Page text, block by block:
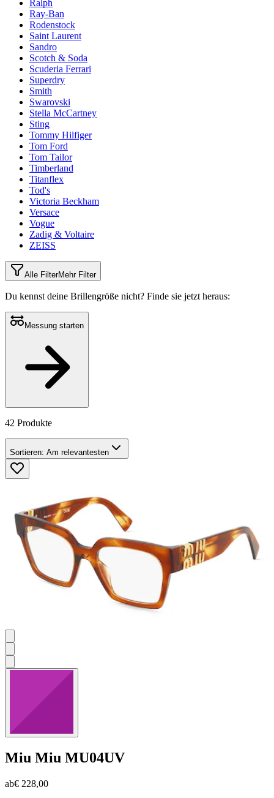
Ralph
Ray-Ban
Rodenstock
Saint Laurent
Sandro
Scotch & Soda
Scuderia Ferrari
Superdry
Smith
Swarovski
Stella McCartney
Sting
Tommy Hilfiger
Tom Ford
Tom Tailor
Timberland
Titanflex
Tod's
Victoria Beckham
Versace
Vogue
Zadig & Voltaire
ZEISS
Alle FilterMehr Filter
Du kennst deine Brillengröße nicht? Finde sie jetzt heraus:
Messung starten
42 Produkte
Sortieren: Am relevantesten
Miu Miu MU04UV
ab€ 228,00